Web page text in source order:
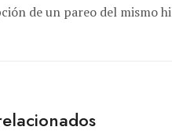
de un pareo del mismo